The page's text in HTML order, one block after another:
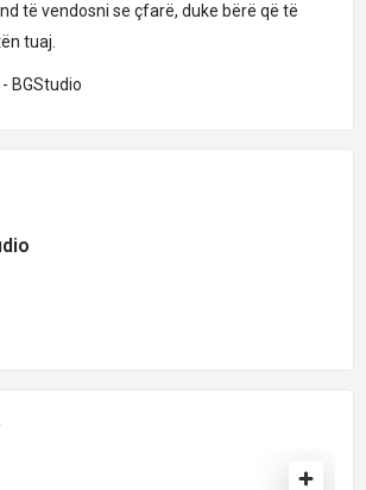
të vendosni se çfarë, duke bërë që të
tuaj.